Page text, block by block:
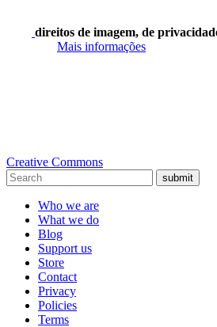
direitos de imagem, de
Mais informações
Creative Commons
submit
Who we are
What we do
Blog
Support us
Store
Contact
Privacy
Policies
Terms